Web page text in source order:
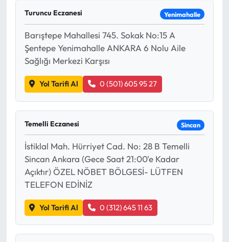
Turuncu Eczanesi Yenimahalle
Barıştepe Mahallesi 745. Sokak No:15 A
Şentepe Yenimahalle ANKARA 6 Nolu Aile
Sağlığı Merkezi Karşısı
Yol Tarifi Al 0 (501) 605 95 27
Temelli Eczanesi Sincan
İstiklal Mah. Hürriyet Cad. No: 28 B Temelli
Sincan Ankara (Gece Saat 21:00'e Kadar
Açıktır) ÖZEL NÖBET BÖLGESİ- LÜTFEN
TELEFON EDİNİZ
Yol Tarifi Al 0 (312) 645 11 63
Magazin
Mecitözü Haberleri
Osmancık Haberleri
Otomotiv
Resmi İlan
Resmi Reklam
Sağlık